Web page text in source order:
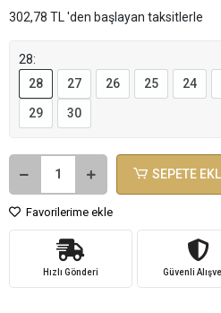
302,78 TL 'den başlayan taksitlerle
28:
28
27 26 25 24
29 30
SEPETE
Favorilerime ekle
Hızlı Gönderi Güvenli